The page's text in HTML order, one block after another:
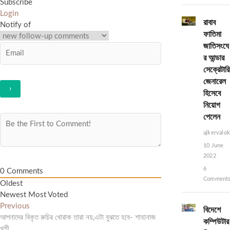
Subscribe
Login
Notify of
0 Comments
Oldest
Newest Most Voted
Post
navigation
Previous
post:
আপনাদের বিকৃত রুচির খোরাক তারা নয়,এটা বুঝতে হবে- শাহানাজ
রাবাব
ফাতিমা
জাতিসংঘে
র আন্ডার
সেক্রেটারি
জেনারেল
হিসেবে
নিয়োগ
পেলেন
10 June
2022
6
বিদেশে
কম্পিউটার